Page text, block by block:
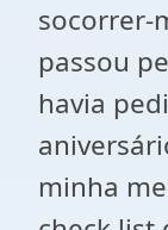
socorrer-
passou
havia
minha